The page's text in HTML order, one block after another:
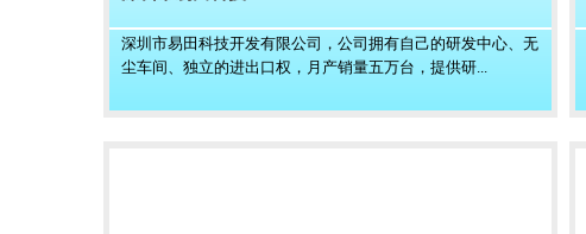
深圳市易田科技开发有限公司，公司拥有自己的研发中心、无
尘车间、独立的进出口权，月产销量五万台，提供研...